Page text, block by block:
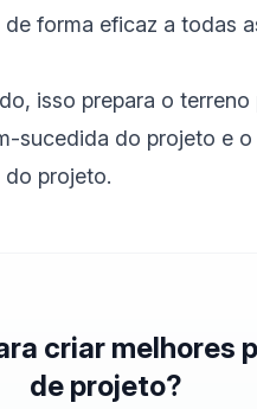
forma eficaz a todas
isso prepara o terreno
sucedida do projeto e
projeto.
criar melhores
de projeto?